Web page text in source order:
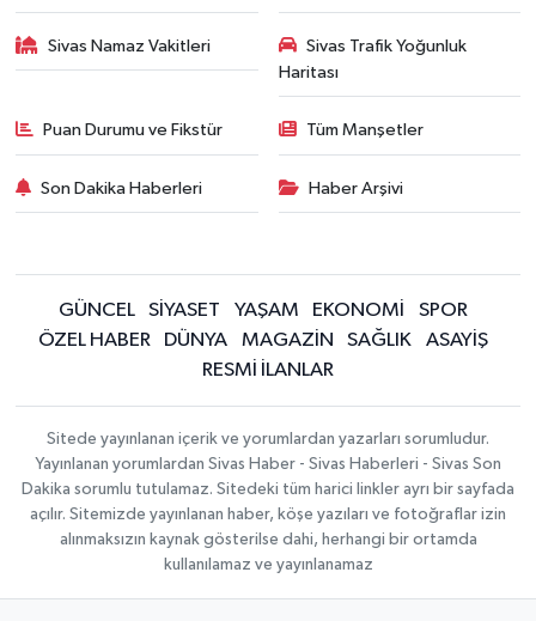
Sivas Namaz Vakitleri
Sivas Trafik Yoğunluk
Haritası
Puan Durumu ve Fikstür Tüm Manşetler
Son Dakika Haberleri Haber Arşivi
GÜNCEL SİYASET YAŞAM EKONOMİ
SPOR
ÖZEL HABER
DÜNYA MAGAZİN SAĞLIK
ASAYİŞ
RESMİ İLANLAR
Sitede yayınlanan içerik ve yorumlardan yazarları sorumludur.
Yayınlanan yorumlardan Sivas Haber - Sivas Haberleri - Sivas Son
Dakika sorumlu tutulamaz. Sitedeki tüm harici linkler ayrı bir sayfada
açılır. Sitemizde yayınlanan haber, köşe yazıları ve fotoğraflar izin
alınmaksızın kaynak gösterilse dahi, herhangi bir ortamda
kullanılamaz ve yayınlanamaz